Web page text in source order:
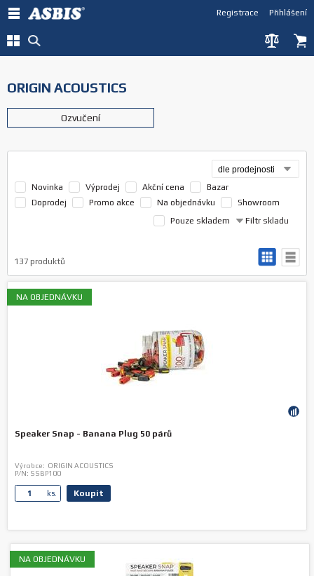
Přihlášení
Registrace
ORIGIN ACOUSTICS
Ozvučení
Novinka Výprodej Akční cena
Bazar
Doprodej
Promo akce Na objednávku
Showroom
Filtr skladu
Pouze skladem
137 produktů
NA OBJEDNÁVKU
Speaker Snap - Banana Plug 50 párů
Výrobce: ORIGIN ACOUSTICS
P/N: SSBP100
ks. Koupit
NA OBJEDNÁVKU